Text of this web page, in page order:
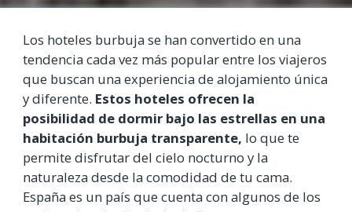
Los hoteles burbuja se han convertido en una
tendencia cada vez más popular entre los viajeros
que buscan una experiencia de alojamiento única
y diferente. Estos hoteles ofrecen la
posibilidad de dormir bajo las estrellas en una
habitación burbuja transparente, lo que te
permite disfrutar del cielo nocturno y la
naturaleza desde la comodidad de tu cama.
España es un país que cuenta con algunos de los